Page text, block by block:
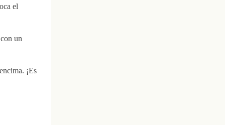
el
un
¡Es